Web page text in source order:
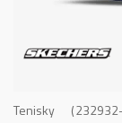
Tenisky